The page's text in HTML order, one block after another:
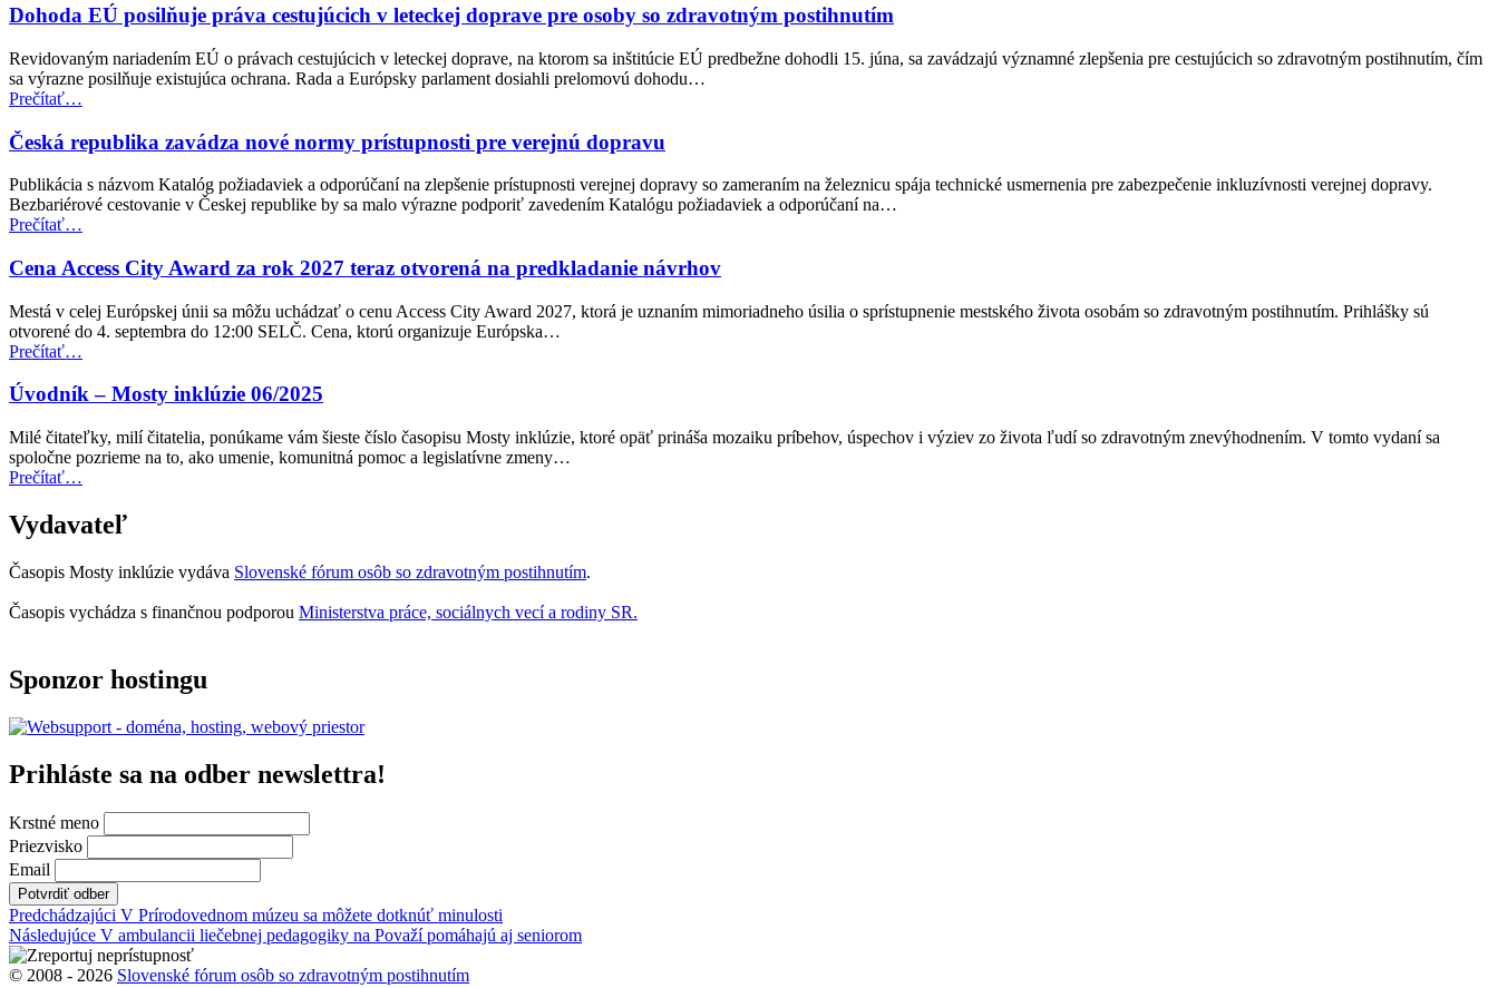
ministrov
pre
zamestnanosť
a
sociálne
veci
(EPSCO)”
Dohoda EÚ posilňuje práva cestujúcich v leteckej doprave pre osoby so zdravotným postihnutím
Revidovaným nariadením EÚ o právach cestujúcich v leteckej doprave, na ktorom sa inštitúcie EÚ predbežne dohodli 15. júna, sa zavádzajú významné zlepšenia pre cestujúcich so zdravotným postihnutím, čím
sa výrazne posilňuje existujúca ochrana. Rada a Európsky parlament dosiahli prelomovú dohodu…
Prečítať“Dohoda
posilňuje
práva
cestujúcich
v
leteckej
doprave
pre
osoby
zdravotným
postihnutím”
…
Česká republika zavádza nové normy prístupnosti pre verejnú dopravu
Publikácia s názvom Katalóg požiadaviek a odporúčaní na zlepšenie prístupnosti verejnej dopravy so zameraním na železnicu spája technické usmernenia pre zabezpečenie inkluzívnosti verejnej dopravy.
Bezbariérové cestovanie v Českej republike by sa malo výrazne podporiť zavedením Katalógu požiadaviek a odporúčaní na…
Prečítať“Česká
zavádza
nové
normy
prístupnosti
pre
verejnú
dopravu”
…
Cena Access City Award za rok 2027 teraz otvorená na predkladanie návrhov
Mestá v celej Európskej únii sa môžu uchádzať o cenu Access City Award 2027, ktorá je uznaním mimoriadneho úsilia o sprístupnenie mestského života osobám so zdravotným postihnutím. Prihlášky sú
otvorené do 4. septembra do 12:00 SELČ. Cena, ktorú organizuje Európska…
Prečítať“Cena
City
za
rok
2027
teraz
otvorená
na
návrhov”
…
Úvodník – Mosty inklúzie 06/2025
Milé čitateľky, milí čitatelia, ponúkame vám šieste číslo časopisu Mosty inklúzie, ktoré opäť prináša mozaiku príbehov, úspechov i výziev zo života ľudí so zdravotným znevýhodnením. V tomto vydaní sa
spoločne pozrieme na to, ako umenie, komunitná pomoc a legislatívne zmeny…
Prečítať“Úvodník
Mosty
inklúzie
…
Vydavateľ
Časopis Mosty inklúzie vydáva Slovenské fórum osôb so zdravotným postihnutím.
Časopis vychádza s finančnou podporou Ministerstva práce, sociálnych vecí a rodiny SR.
Sponzor hostingu
Prihláste sa na odber newslettra!
Krstné meno
Priezvisko
Email
Navigácia
v
článku
Predchádzajúci V Prírodovednom múzeu sa môžete dotknúť minulosti
Následujúce V ambulancii liečebnej pedagogiky na Považí pomáhajú aj seniorom
© 2008 - 2026 Slovenské fórum osôb so zdravotným postihnutím